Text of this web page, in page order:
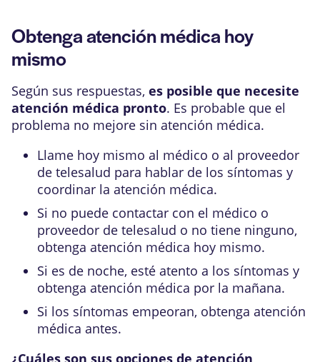
Obtenga atención médica hoy
mismo
Según sus respuestas, es posible que necesite
atención médica pronto. Es probable que el
problema no mejore sin atención médica.
Llame hoy mismo al médico o al proveedor
de telesalud para hablar de los síntomas y
coordinar la atención médica.
Si no puede contactar con el médico o
proveedor de telesalud o no tiene ninguno,
obtenga atención médica hoy mismo.
Si es de noche, esté atento a los síntomas y
obtenga atención médica por la mañana.
Si los síntomas empeoran, obtenga atención
médica antes.
¿Cuáles son sus opciones de atención